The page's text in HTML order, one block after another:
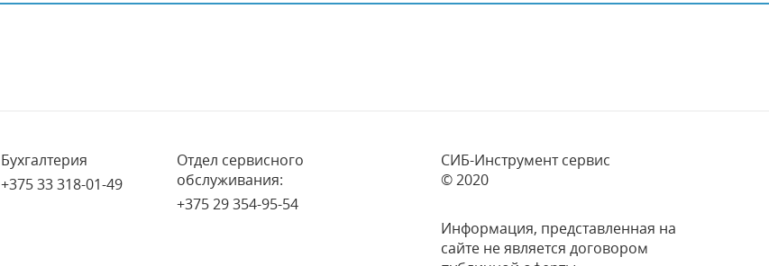
Бухгалтерия
+375 33 318-01-49
Отдел сервисного
обслуживания:
+375 29 354-95-54
СИБ-Инструмент сервис
© 2020
Информация, представленная на
сайте не является договором